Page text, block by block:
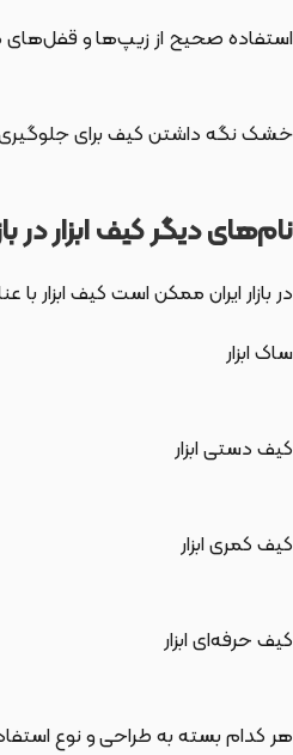
استفاده صحیح از زیپ‌ها و
خشک نگه داشتن کیف برای
نام‌های دیگر کیف ابزار در
در بازار ایران ممکن است کیف ابزار
ساک ابزار
کیف دستی ابزار
کیف کمری ابزار
کیف حرفه‌ای ابزار
هر کدام بسته به طراحی و نوع